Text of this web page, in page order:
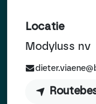
Locatie
Modyluss nv